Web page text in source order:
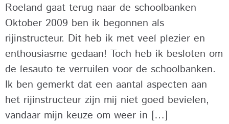
Roeland gaat terug naar de schoolbanken
Oktober 2009 ben ik begonnen als
rijinstructeur. Dit heb ik met veel plezier en
enthousiasme gedaan! Toch heb ik besloten om
de lesauto te verruilen voor de schoolbanken.
Ik ben gemerkt dat een aantal aspecten aan
het rijinstructeur zijn mij niet goed bevielen,
vandaar mijn keuze om weer in […]